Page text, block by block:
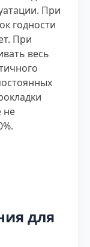
При
годности
При
весь
не
для